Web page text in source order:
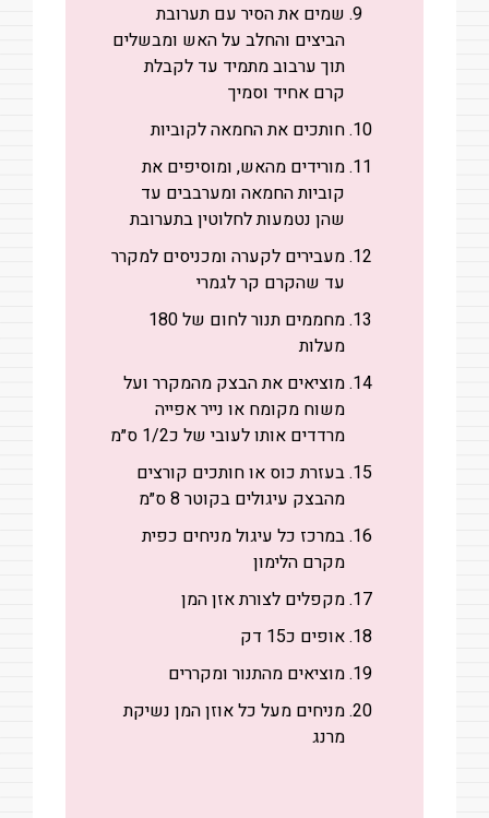
שמים את הסיר עם תערובת
הביצים והחלב על האש ומבשלים
תוך ערבוב מתמיד עד לקבלת
קרם אחיד וסמיך
חותכים את החמאה לקוביות
מורידים מהאש, ומוסיפים את
קוביות החמאה ומערבבים עד
שהן נטמעות לחלוטין בתערובת
מעבירים לקערה ומכניסים למקרר
עד שהקרם קר לגמרי
מחממים תנור לחום של 180
מעלות
מוציאים את הבצק מהמקרר ועל
משוח מקומח או נייר אפייה
מרדדים אותו לעובי של כ1/2 ס״מ
בעזרת כוס או חותכים קורצים
מהבצק עיגולים בקוטר 8 ס״מ
במרכז כל עיגול מניחים כפית
מקרם הלימון
מקפלים לצורת אזן המן
אופים כ15 דק
מוציאים מהתנור ומקררים
מניחים מעל כל אוזן המן נשיקת
מרנג